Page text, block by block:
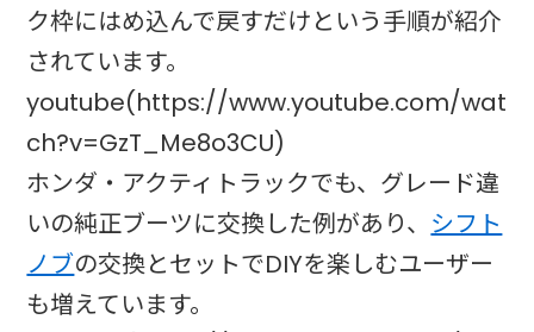
ク枠にはめ込んで戻すだけという手順が紹介
されています。
youtube(https://www.youtube.com/wat
ch?v=GzT_Me8o3CU)
ホンダ・アクティトラックでも、グレード違
いの純正ブーツに交換した例があり、 シフト
ノブの交換とセットでDIYを楽しむユーザー
も増えています。